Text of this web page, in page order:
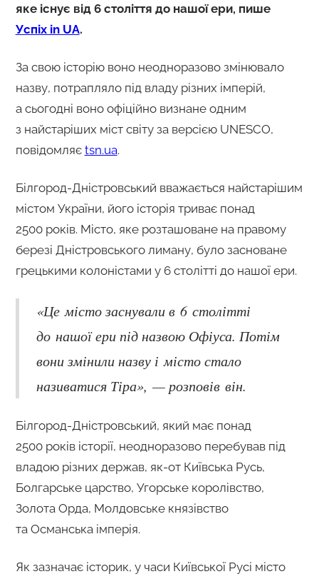
яке існує від 6 століття до нашої ери, пише
Успіх in UA.
За свою історію воно неодноразово змінювало
назву, потрапляло під владу різних імперій,
а сьогодні воно офіційно визнане одним
з найстаріших міст світу за версією UNESCO,
повідомляє tsn.ua.
Білгород-Дністровський вважається найстарішим
містом України, його історія триває понад
2500 років. Місто, яке розташоване на правому
березі Дністровського лиману, було засноване
грецькими колоністами у 6 столітті до нашої ери.
«Це місто заснували в 6 столітті
до нашої ери під назвою Офіуса. Потім
вони змінили назву і місто стало
називатися Тіра», — розповів він.
Білгород-Дністровський, який має понад
2500 років історії, неодноразово перебував під
владою різних держав, як-от Київська Русь,
Болгарське царство, Угорське королівство,
Золота Орда, Молдовське князівство
та Османська імперія.
Як зазначає історик, у часи Київської Русі місто